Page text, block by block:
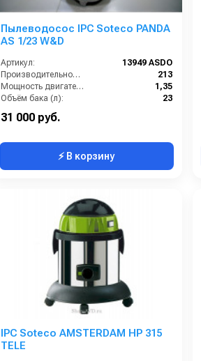
Пылеводосос IPC Soteco PANDA
AS 1/23 W&D
Артикул:
13949 ASDO
Производительность (м3/час):
213
Мощность двигателя (кВт):
1,35
Объём бака (л):
23
31 000 руб.
⚡ В корзину
IPC Soteco AMSTERDAM HP 315
TELE